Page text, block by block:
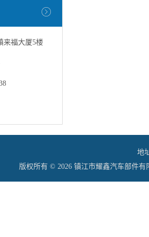
来福大厦5楼
地
版权所有 © 2026 镇江市耀鑫汽车部件